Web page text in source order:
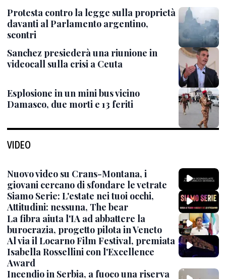
Protesta contro la legge sulla proprietà
davanti al Parlamento argentino,
scontri
Sanchez presiederà una riunione in
videocall sulla crisi a Ceuta
Esplosione in un mini bus vicino
Damasco, due morti e 13 feriti
VIDEO
Nuovo video su Crans-Montana, i
giovani cercano di sfondare le vetrate
Siamo Serie: L'estate nei tuoi occhi,
Attitudini: nessuna, The bear
La fibra aiuta l'IA ad abbattere la
burocrazia, progetto pilota in Veneto
Al via il Locarno Film Festival, premiata
Isabella Rossellini con l'Excellence
Award
Incendio in Serbia, a fuoco una riserva